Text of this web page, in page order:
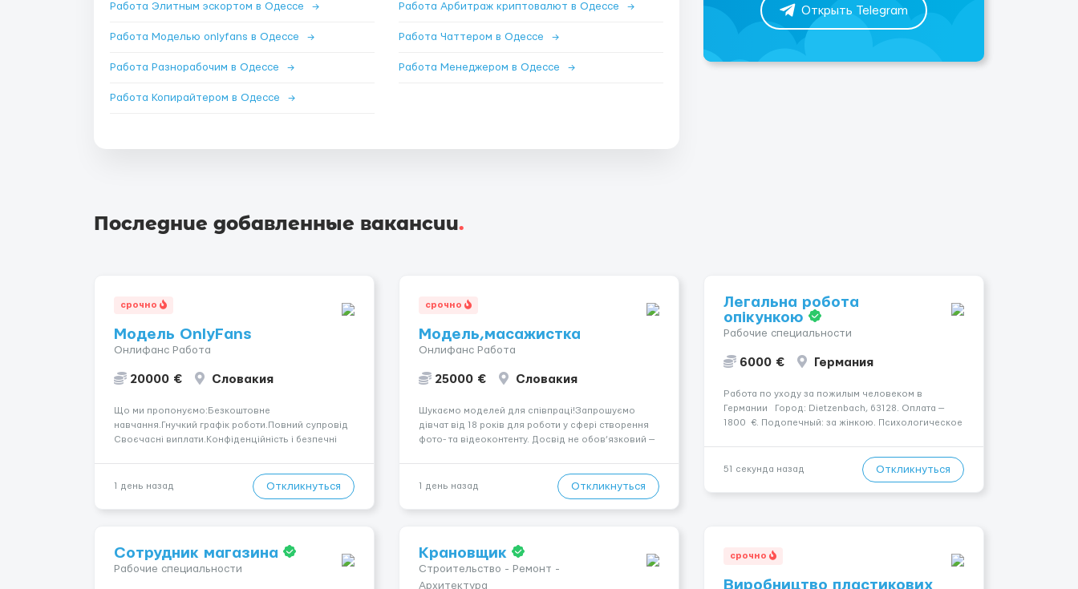
Работа Элитным эскортом в Одессе → Работа Арбитраж криптовалют в Одессе →
Работа Моделью onlyfans в Одессе → Работа Чаттером в Одессе →
Работа Разнорабочим в Одессе → Работа Менеджером в Одессе →
Работа Копирайтером в Одессе →
Открыть Telegram
Последние добавленные вакансии.
срочно
Модель OnlyFans
Онлифанс Работа
20000 € Словакия
Що ми пропонуємо:Безкоштовне
навчання.Гнучкий графік роботи.Повний супровід
Своєчасні виплати.Конфіденційність і безпечні
розвиватися.Досвід не обов’язковий.Якщо вас
зацікавила вакансія — залишайте відгук, і ми
зв’яжемося ...
1 день назад Откликнуться
срочно
Модель,масажистка
Онлифанс Работа
25000 € Словакия
Шукаємо моделей для співпраці!Запрошуємо
дівчат від 18 років для роботи у сфері створення
фото- та відеоконтенту. Досвід не обов’язковий —
конфіденційність і професійну підтримку.
Працюємо офіційно, поважаємо особ...
1 день назад Откликнуться
Легальна робота
опікункою
Рабочие специальности
6000 € Германия
Работа по уходу за пожилым человеком в
Германии Город: Dietzenbach, 63128. Оплата —
1800 €. Подопечный: за жінкою. Психологическое
допомога при переміщенні). Ночной уход:
51 секунда назад Откликнуться
Сотрудник магазина
Рабочие специальности
Крановщик
Строительство - Ремонт -
Архитектура
срочно
Виробництво пластикових